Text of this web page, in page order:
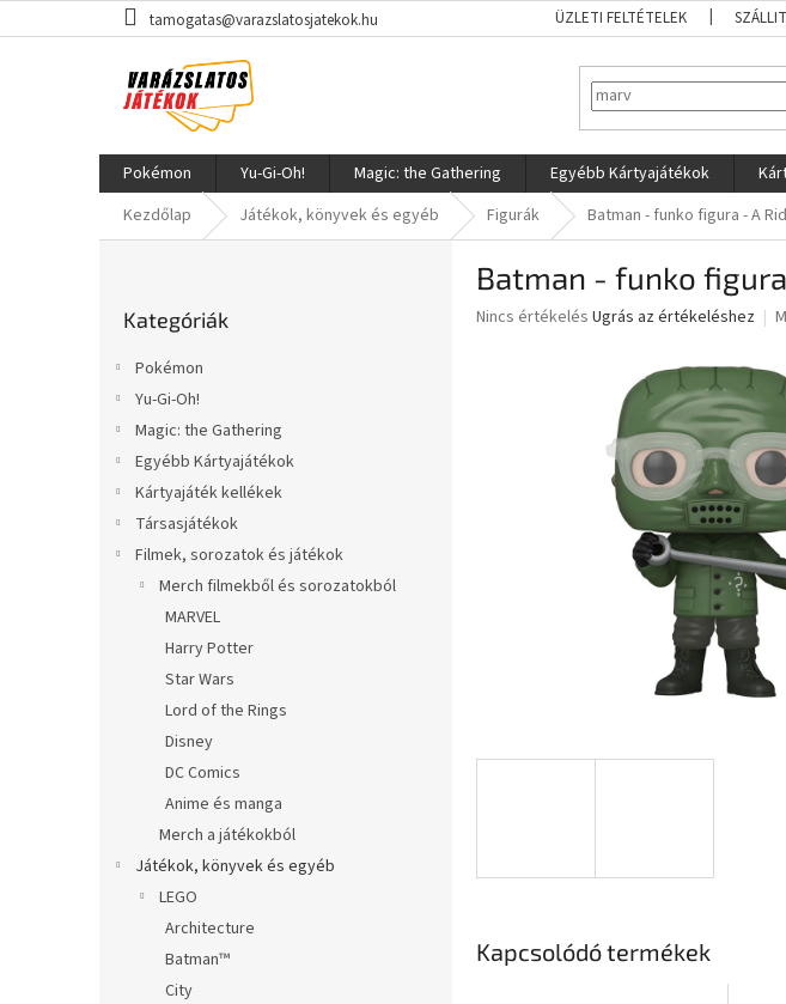
a
tamogatas@varazslatosjatekok.hu ÜZLETI FELTÉTELEK
Pokémon Yu-Gi-Oh! Magic: the Gathering Egyébb Kártyajátékok
Kezdőlap
Játékok, könyvek és egyéb Figurák Batman - funko figura - A
átugrása
Kategóriák
Pokémon
Yu-Gi-Oh!
Magic: the Gathering
Egyébb Kártyajátékok
Kártyajáték kellékek
Társasjátékok
Filmek, sorozatok és játékok
Merch filmekből és sorozatokból
MARVEL
Harry Potter
Star Wars
Lord of the Rings
Disney
DC Comics
Anime és manga
Merch a játékokból
Játékok, könyvek és egyéb
LEGO
Architecture
Batman™
City
Batman - funko
A
Nincs értékelés Ugrás az értékeléshez
Kapcsolódó termékek